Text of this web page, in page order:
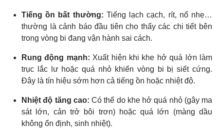
Tiếng ồn bất thường: Tiếng lạch cạch, rít, nổ nhẹ…
thường là cảnh báo đầu tiên cho thấy các chi tiết bên
trong vòng bi đang vận hành sai cách.
Rung động mạnh: Xuất hiện khi khe hở quá lớn làm
trục lắc lư hoặc quá nhỏ khiến vòng bi bị siết cứng.
Đây là tín hiệu sớm hơn cả tiếng ồn hoặc nhiệt độ.
Nhiệt độ tăng cao: Có thể do khe hở quá nhỏ (gây ma
sát lớn, cản trở bôi trơn) hoặc quá lớn (màng dầu
không ổn định, sinh nhiệt).